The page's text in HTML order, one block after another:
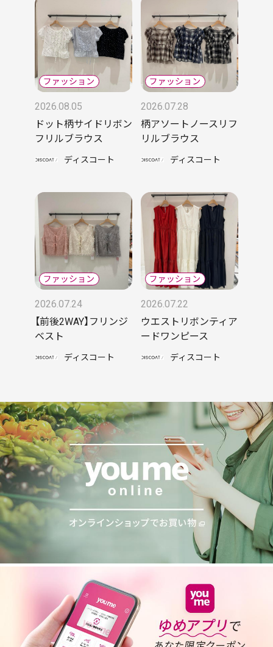
2026.08.05
ドット柄サイドリボン
フリルブラウス
ディスコート
2026.07.28
柄アソートノースリフ
リルブラウス
ディスコート
2026.07.24
【前後2WAY】フリンジ
ベスト
ディスコート
2026.07.22
ウエストリボンティア
ードワンピース
ディスコート